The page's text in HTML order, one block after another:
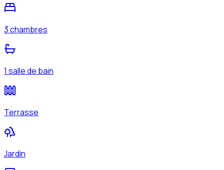
3 chambres
1 salle de bain
Terrasse
Jardin